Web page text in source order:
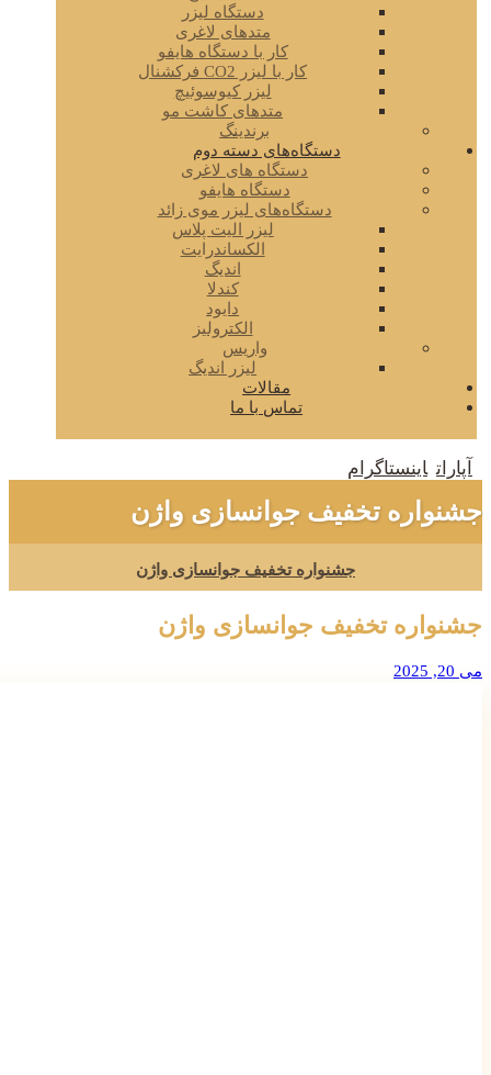
دستگاه لیزر
متدهای لاغری
کار با دستگاه هایفو
کار با لیزر CO2 فرکشنال
لیزر کیوسوئیچ
متدهای کاشت مو
برندینگ
دستگاه‌های دسته دوم
دستگاه های لاغری
دستگاه هایفو
دستگاه‌های لیزر موی زائد
لیزر الیت پلاس
الکساندرایت
اندیگ
کندلا
دایود
الکترولیز
واریس
لیزر اندیگ
مقالات
تماس با ما
آپارات اینستاگرام
جشنواره تخفیف جوانسازی واژن
جشنواره تخفیف جوانسازی واژن
جشنواره تخفیف جوانسازی واژن
می 20, 2025